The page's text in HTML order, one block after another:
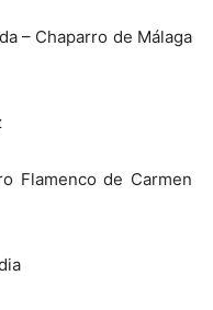
de Málaga
de Carmen